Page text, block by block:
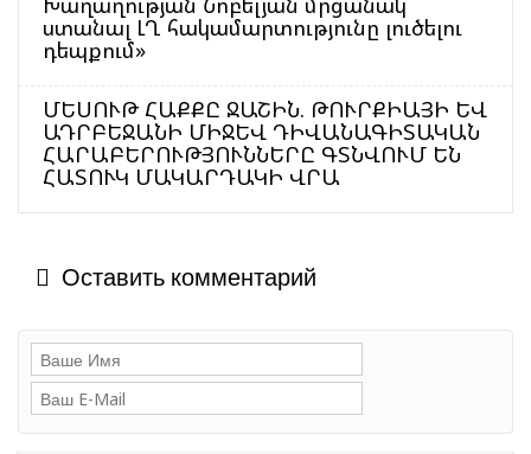
ստանալ ԼՂ հակամարտությունը լուծելու
դեպքում»
ՄԵՍՈՒԹ ՀԱՔՔԸ ՋԱՇԻՆ. ԹՈՒՐՔԻԱՅԻ ԵՎ
ԱԴՐԲԵՋԱՆԻ ՄԻՋԵՎ ԴԻՎԱՆԱԳԻՏԱԿԱՆ
ՀԱՐԱԲԵՐՈՒԹՅՈՒՆՆԵՐԸ ԳՏՆՎՈՒՄ ԵՆ
ՀԱՏՈՒԿ ՄԱԿԱՐԴԱԿԻ ՎՐԱ
Оставить комментарий